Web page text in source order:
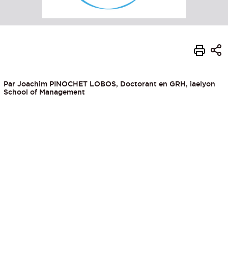
Par Joachim PINOCHET LOBOS, Doctorant en GRH, iaelyon
School of Management